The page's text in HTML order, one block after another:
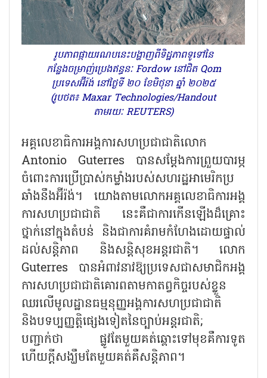
រូបភាពផ្កាយរណបនេះបង្ហាញពីទិដ្ឋភាពទូទៅនៃ
កន្លែងចម្រាញ់ប្រេងឥន្ធនៈ Fordow នៅជិត Qom
ប្រទេសអ៊ីរ៉ង់ នៅថ្ងៃទី ២០ ខែមិថុនា ឆ្នាំ ២០២៥
(រូបថត៖ Maxar Technologies/Handout
តាមរយៈ REUTERS)
អគ្គលេខាធិការអង្គការសហប្រជាជាតិលោក
Antonio Guterres បានសម្តែងការព្រួយបារម្ភ
ចំពោះការប្រើប្រាស់កម្លាំងរបស់សហរដ្ឋអាមេរិកប្រ
ឆាំងនឹងអ៊ីរ៉ង់។ យោងតាមលោកអគ្គលេខាធិការអង្គ
ការសហប្រជាជាតិ នេះគឺជាការកើនឡើងដ៏គ្រោះ
ថ្នាក់នៅក្នុងតំបន់ និងជាការគំរាមកំហែងដោយផ្ទាល់
ដល់សន្តិភាព និងសន្តិសុខអន្តរជាតិ។ លោក
Guterres បានអំពាវនាវឱ្យប្រទេសជាសមាជិកអង្គ
ការសហប្រជាជាតិគោរពតាមកាតព្វកិច្ចរបស់ខ្លួន
ឈរលើមូលដ្ឋានធម្មនុញ្ញអង្គការសហប្រជាជាតិ
និងបទប្បញ្ញត្តិផ្សេងទៀតនៃច្បាប់អន្តរជាតិ;
បញ្ជាក់ថា ផ្លូវតែមួយគត់ឆ្ពោះទៅមុខគឺការទូត
ហើយក្តីសង្ឃឹមតែមួយគត់គឺសន្តិភាព។